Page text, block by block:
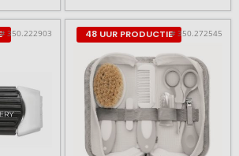
# 350.222903 48 UUR PRODUCTIE# 350.272545